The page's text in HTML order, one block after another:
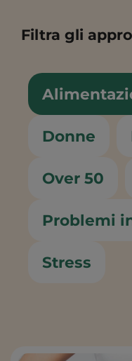
Filtra gli
Donne
Over 50
Problemi
Stress